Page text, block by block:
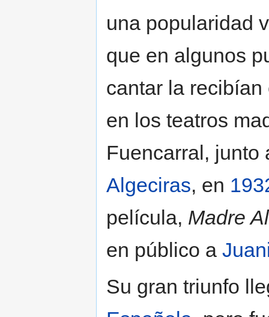
una popularidad
que en algunos
cantar la
en los teatros
Fuencarral, junto
Algeciras, en
película, Madre
en público a
Su gran triunfo